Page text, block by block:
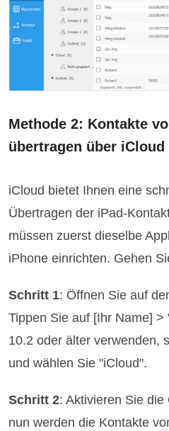
Methode 2: Kontakte
übertragen über iCloud
iCloud bietet Ihnen eine
Übertragen der iPad-
müssen zuerst dieselbe
iPhone einrichten. Gehen
Schritt 1: Öffnen Sie auf
Tippen Sie auf [Ihr Name]
10.2 oder älter verwenden,
und wählen Sie "iCloud".
Schritt 2: Aktivieren Sie die
nun werden die Kontakte